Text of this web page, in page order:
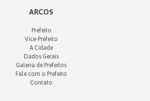
ARCOS
Prefeito
Vice-Prefeito
A Cidade
Dados Gerais
Galeria de Prefeitos
Fale com o Prefeito
Contato